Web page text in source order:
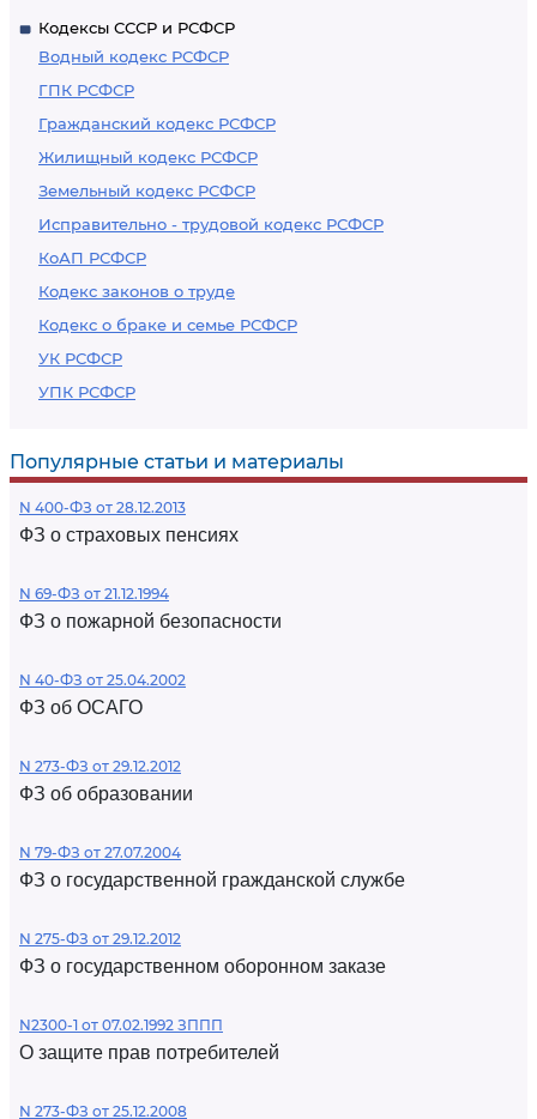
Кодексы СССР и РСФСР
Водный кодекс РСФСР
ГПК РСФСР
Гражданский кодекс РСФСР
Жилищный кодекс РСФСР
Земельный кодекс РСФСР
Исправительно - трудовой кодекс РСФСР
КоАП РСФСР
Кодекс законов о труде
Кодекс о браке и семье РСФСР
УК РСФСР
УПК РСФСР
Популярные статьи и материалы
N 400-ФЗ от 28.12.2013
ФЗ о страховых пенсиях
N 69-ФЗ от 21.12.1994
ФЗ о пожарной безопасности
N 40-ФЗ от 25.04.2002
ФЗ об ОСАГО
N 273-ФЗ от 29.12.2012
ФЗ об образовании
N 79-ФЗ от 27.07.2004
ФЗ о государственной гражданской службе
N 275-ФЗ от 29.12.2012
ФЗ о государственном оборонном заказе
N2300-1 от 07.02.1992 ЗППП
О защите прав потребителей
N 273-ФЗ от 25.12.2008